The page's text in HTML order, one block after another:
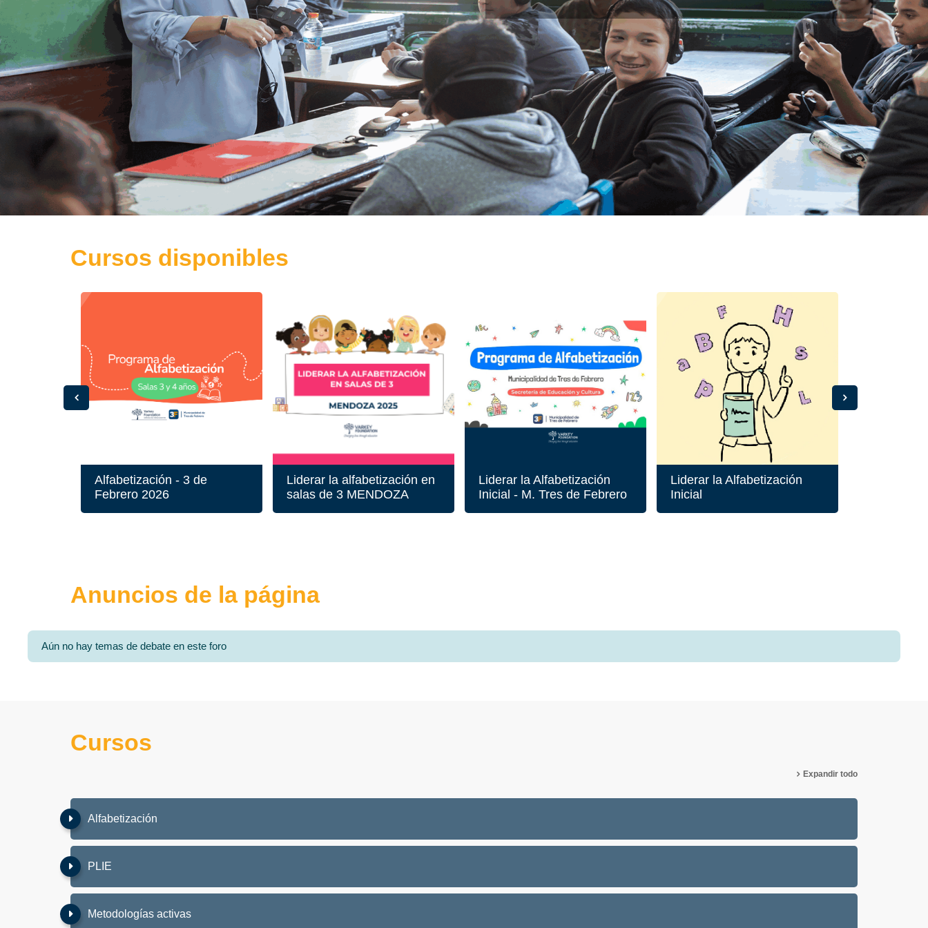
Cursos disponibles
Alfabetización - 3 de
Febrero 2026
Liderar la alfabetización en
salas de 3 MENDOZA
Liderar la Alfabetización
Inicial - M. Tres de Febrero
Liderar la Alfabetización
Inicial
Anuncios de la página
Aún no hay temas de debate en este foro
Cursos
Expandir todo
Alfabetización
PLIE
Metodologías activas